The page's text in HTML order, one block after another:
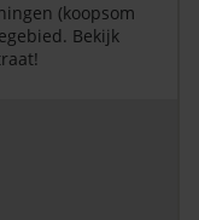
(koopsom
Bekijk